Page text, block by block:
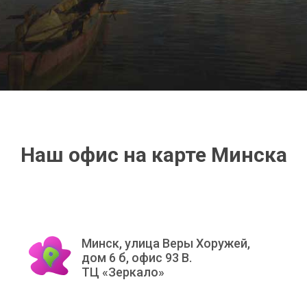
Наш офис на карте Минска
Минск, улица Веры Хоружей,
дом 6 б, офис 93 В.
ТЦ «Зеркало»